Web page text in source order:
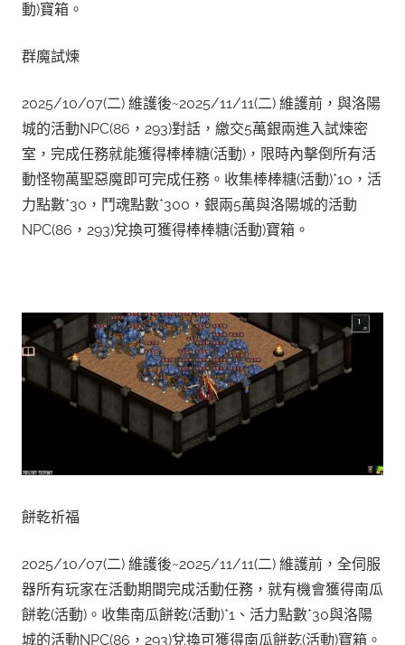
動)寶箱。
群魔試煉
2025/10/07(二) 維護後~2025/11/11(二) 維護前，與洛陽
城的活動NPC(86，293)對話，繳交5萬銀兩進入試煉密
室，完成任務就能獲得棒棒糖(活動)，限時內擊倒所有活
動怪物萬聖惡魔即可完成任務。收集棒棒糖(活動)*10，活
力點數*30，鬥魂點數*300，銀兩5萬與洛陽城的活動
NPC(86，293)兌換可獲得棒棒糖(活動)寶箱。
餅乾祈福
2025/10/07(二) 維護後~2025/11/11(二) 維護前，全伺服
器所有玩家在活動期間完成活動任務，就有機會獲得南瓜
餅乾(活動)。收集南瓜餅乾(活動)*1、活力點數*30與洛陽
城的活動NPC(86，293)兌換可獲得南瓜餅乾(活動)寶箱。